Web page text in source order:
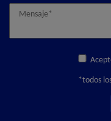
*todos